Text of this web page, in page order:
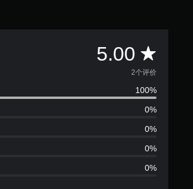
5.00 平
均
评
价
5
颗
2个评价
100%
0%
0%
0%
0%